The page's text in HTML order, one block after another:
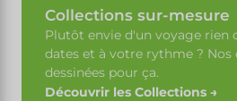
Collections sur-mesure
Plutôt envie d'un voyage rien
dates et à votre rythme ? Nos
dessinées pour ça.
Découvrir les Collections →